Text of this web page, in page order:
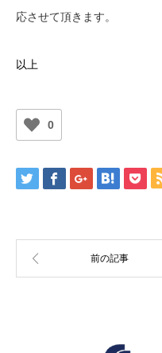
応させて頂きます。
以上
0